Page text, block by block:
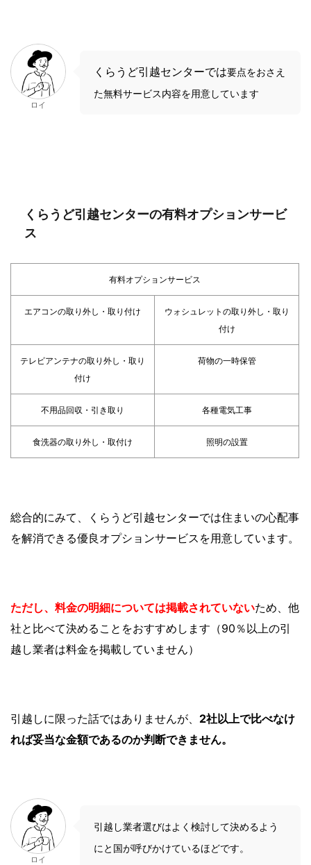
ロイ
くらうど引越センターでは要点をおさえ
た無料サービス内容を用意しています
くらうど引越センターの有料オプションサービ
ス
有料オプションサービス
エアコンの取り外し・取り付け
ウォシュレットの取り外し・取り
付け
テレビアンテナの取り外し・取り
付け
荷物の一時保管
不用品回収・引き取り 各種電気工事
食洗器の取り外し・取付け 照明の設置
総合的にみて、くらうど引越センターでは住まいの心配事
を解消できる優良オプションサービスを用意しています。
ただし、料金の明細については掲載されていないため、他
社と比べて決めることをおすすめします（90％以上の引
越し業者は料金を掲載していません）
引越しに限った話ではありませんが、 2社以上で比べなけ
れば妥当な金額であるのか判断できません。
ロイ
引越し業者選びはよく検討して決めるよう
にと国が呼びかけているほどです。